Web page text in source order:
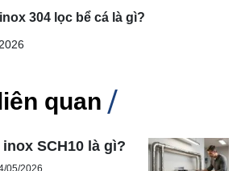
304 lọc bể cá là gì?
quan
SCH10 là gì?
05/2026